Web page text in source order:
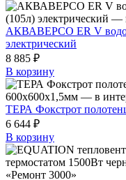
АКВАВЕРСО ER V
электрический
8 885 ₽
В корзину
ТЕРА Фокстрот
6 644 ₽
В корзину